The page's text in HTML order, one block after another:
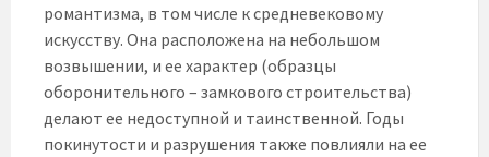
романтизма, в том числе к средневековому
искусству. Она расположена на небольшом
возвышении, и ее характер (образцы
оборонительного – замкового строительства)
делают ее недоступной и таинственной. Годы
покинутости и разрушения также повлияли на ее